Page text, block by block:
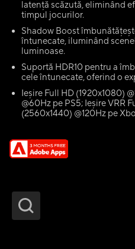
latență scăzută, eliminând
timpul jocurilor.
Shadow Boost
întunecate, iluminând
luminoase.
Suportă HDR10 pentru a
cele întunecate, oferind o
Ieșire Full HD (1920x1080)
@60Hz pe PS5; Ieșire VRR
(2560x1440) @120Hz pe